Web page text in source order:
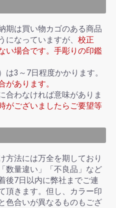
期は買い物カゴのある商品
になっていますが、 校正
い場合です。手彫りの印鑑
3～7日程度かかります。
があります。
合わなければ意味がありま
がございましたらご要望等
方法には万全を期しており
数量違い」「不良品」など
後7日以内に弊社までご連
頂きます。但し、カラー印
色合いが異なるものもござ